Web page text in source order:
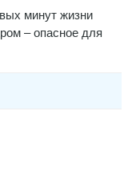
минут жизни
– опасное для